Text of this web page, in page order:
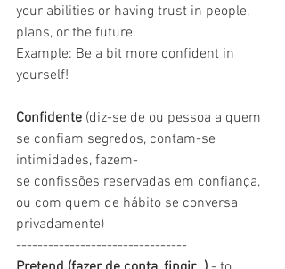
your abilities or having trust in people,
plans, or the future.
Example: Be a bit more confident in
yourself!
Confidente (diz-se de ou pessoa a quem
se confiam segredos, contam-se
intimidades, fazem-
se confissões reservadas em confiança,
ou com quem de hábito se conversa
privadamente)
--------------------------------